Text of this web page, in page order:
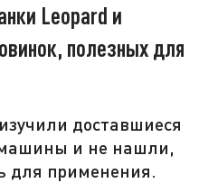
Leopard и
полезных для
доставшиеся
машины и не нашли,
для применения.